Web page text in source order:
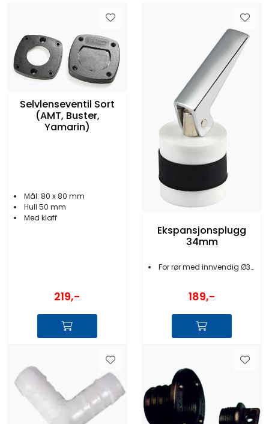
Selvlenseventil Sort
(AMT, Buster,
Yamarin)
Mål: 80 x 80 mm
Hull 50 mm
Med klaff
219,-
Ekspansjonsplugg
34mm
For rør med innvendig Ø34mm
189,-